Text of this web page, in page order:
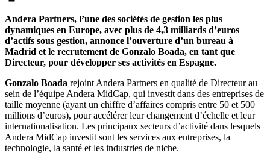
Andera Partners, l’une des sociétés de gestion les plus
dynamiques en Europe, avec plus de 4,3 milliards d’euros
d’actifs sous gestion, annonce l’ouverture d’un bureau à
Madrid et le recrutement de Gonzalo Boada, en tant que
Directeur, pour développer ses activités en Espagne.
Gonzalo Boada rejoint Andera Partners en qualité de Directeur au
sein de l’équipe Andera MidCap, qui investit dans des entreprises de
taille moyenne (ayant un chiffre d’affaires compris entre 50 et 500
millions d’euros), pour accélérer leur changement d’échelle et leur
internationalisation. Les principaux secteurs d’activité dans lesquels
Andera MidCap investit sont les services aux entreprises, la
technologie, la santé et les industries de niche.